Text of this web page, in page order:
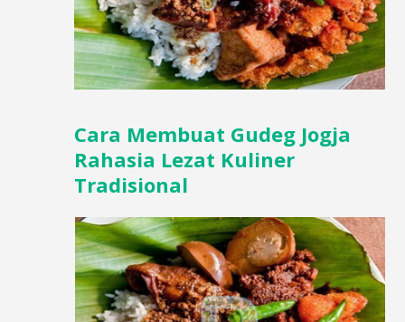
Cara Membuat Gudeg Jogja
Rahasia Lezat Kuliner
Tradisional